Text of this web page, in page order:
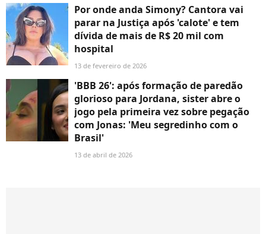
Por onde anda Simony? Cantora vai
parar na Justiça após 'calote' e tem
dívida de mais de R$ 20 mil com
hospital
13 de fevereiro de 2026
'BBB 26': após formação de paredão
glorioso para Jordana, sister abre o
jogo pela primeira vez sobre pegação
com Jonas: 'Meu segredinho com o
Brasil'
13 de abril de 2026